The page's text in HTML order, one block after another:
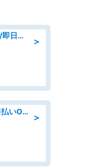
＞
営業/商社でのルート営業のお仕事/即日勤務可/車通勤可/営業
＞
組立・組付け/未経験OK/高収入/日払いOK/寮費無料/日勤